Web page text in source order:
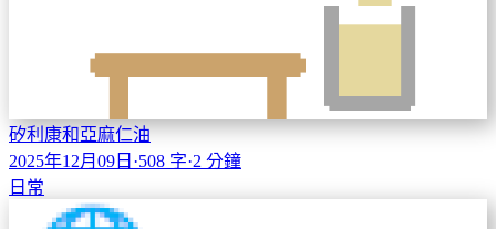
矽利康和亞麻仁油
2025年12月09日 ·508 字·2 分鐘
日常